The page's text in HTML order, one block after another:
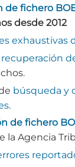
de fichero
desde 2012
exhaustivas
búsqueda y
.
de fichero
la Agencia